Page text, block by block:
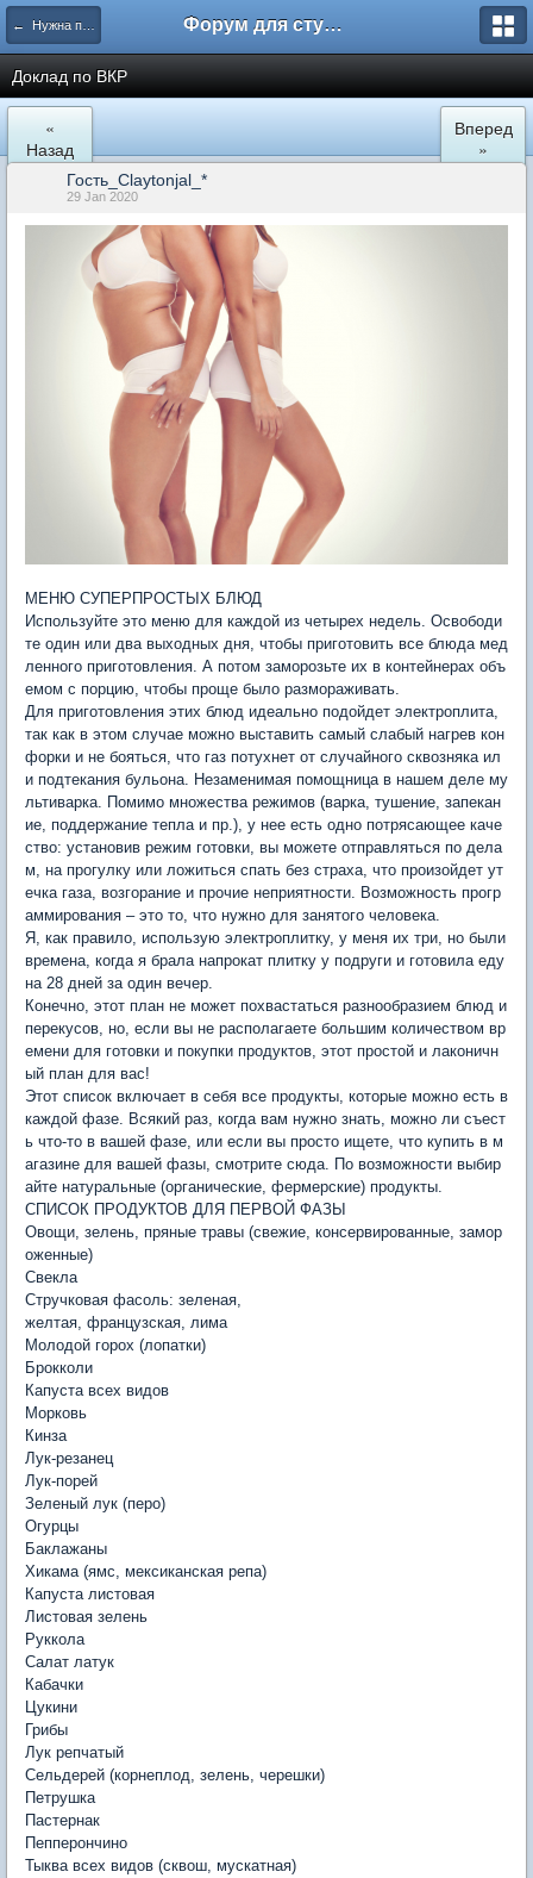
← Нужна помощь Форум для студента СГА
Доклад по ВКР
«
Назад
Вперед
»
Гость_Claytonjal_*
29 Jan 2020
МЕНЮ СУПЕРПРОСТЫХ БЛЮД
Используйте это меню для каждой из четырех недель. Освободи
те один или два выходных дня, чтобы приготовить все блюда мед
ленного приготовления. А потом заморозьте их в контейнерах объ
емом с порцию, чтобы проще было размораживать.
Для приготовления этих блюд идеально подойдет электроплита,
так как в этом случае можно выставить самый слабый нагрев кон
форки и не бояться, что газ потухнет от случайного сквозняка ил
и подтекания бульона. Незаменимая помощница в нашем деле му
льтиварка. Помимо множества режимов (варка, тушение, запекан
ие, поддержание тепла и пр.), у нее есть одно потрясающее каче
ство: установив режим готовки, вы можете отправляться по дела
м, на прогулку или ложиться спать без страха, что произойдет ут
ечка газа, возгорание и прочие неприятности. Возможность прогр
аммирования – это то, что нужно для занятого человека.
Я, как правило, использую электроплитку, у меня их три, но были
времена, когда я брала напрокат плитку у подруги и готовила еду
на 28 дней за один вечер.
Конечно, этот план не может похвастаться разнообразием блюд и
перекусов, но, если вы не располагаете большим количеством вр
емени для готовки и покупки продуктов, этот простой и лаконичн
ый план для вас!
Этот список включает в себя все продукты, которые можно есть в
каждой фазе. Всякий раз, когда вам нужно знать, можно ли съест
ь что-то в вашей фазе, или если вы просто ищете, что купить в м
агазине для вашей фазы, смотрите сюда. По возможности выбир
айте натуральные (органические, фермерские) продукты.
СПИСОК ПРОДУКТОВ ДЛЯ ПЕРВОЙ ФАЗЫ
Овощи, зелень, пряные травы (свежие, консервированные, замор
оженные)
Свекла
Стручковая фасоль: зеленая,
желтая, французская, лима
Молодой горох (лопатки)
Брокколи
Капуста всех видов
Морковь
Кинза
Лук-резанец
Лук-порей
Зеленый лук (перо)
Огурцы
Баклажаны
Хикама (ямс, мексиканская репа)
Капуста листовая
Листовая зелень
Руккола
Салат латук
Кабачки
Цукини
Грибы
Лук репчатый
Сельдерей (корнеплод, зелень, черешки)
Петрушка
Пастернак
Пепперончино
Тыква всех видов (сквош, мускатная)